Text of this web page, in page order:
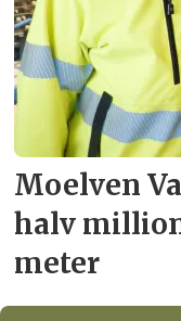
Moelven
halv
meter